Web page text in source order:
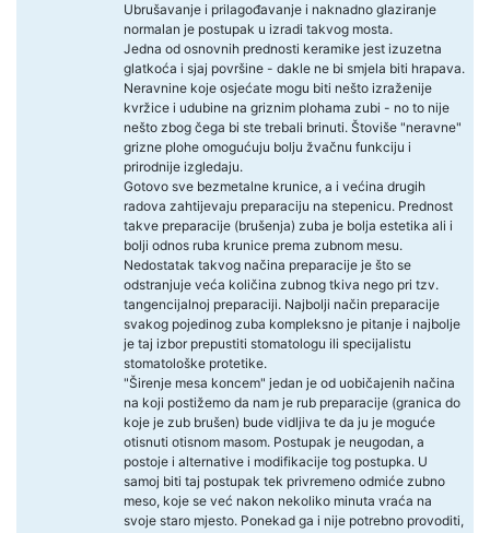
Ubrušavanje i prilagođavanje i naknadno glaziranje
normalan je postupak u izradi takvog mosta.
Jedna od osnovnih prednosti keramike jest izuzetna
glatkoća i sjaj površine - dakle ne bi smjela biti hrapava.
Neravnine koje osjećate mogu biti nešto izraženije
kvržice i udubine na griznim plohama zubi - no to nije
nešto zbog čega bi ste trebali brinuti. Štoviše "neravne"
grizne plohe omogućuju bolju žvačnu funkciju i
prirodnije izgledaju.
Gotovo sve bezmetalne krunice, a i većina drugih
radova zahtijevaju preparaciju na stepenicu. Prednost
takve preparacije (brušenja) zuba je bolja estetika ali i
bolji odnos ruba krunice prema zubnom mesu.
Nedostatak takvog načina preparacije je što se
odstranjuje veća količina zubnog tkiva nego pri tzv.
tangencijalnoj preparaciji. Najbolji način preparacije
svakog pojedinog zuba kompleksno je pitanje i najbolje
je taj izbor prepustiti stomatologu ili specijalistu
stomatološke protetike.
"Širenje mesa koncem" jedan je od uobičajenih načina
na koji postižemo da nam je rub preparacije (granica do
koje je zub brušen) bude vidljiva te da ju je moguće
otisnuti otisnom masom. Postupak je neugodan, a
postoje i alternative i modifikacije tog postupka. U
samoj biti taj postupak tek privremeno odmiće zubno
meso, koje se već nakon nekoliko minuta vraća na
svoje staro mjesto. Ponekad ga i nije potrebno provoditi,